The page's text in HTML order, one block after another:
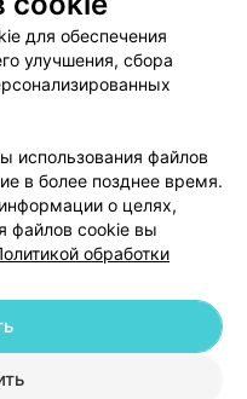
103.by
данных
| 220012, Республика Беларусь,
для обеспечения
улучшения, сбора
использования файлов
в более позднее время.
о целях,
файлов cookie вы
обработки